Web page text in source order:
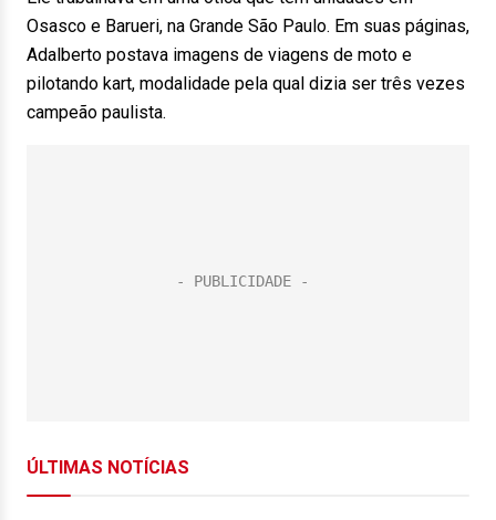
Osasco e Barueri, na Grande São Paulo. Em suas páginas,
Adalberto postava imagens de viagens de moto e
pilotando kart, modalidade pela qual dizia ser três vezes
campeão paulista.